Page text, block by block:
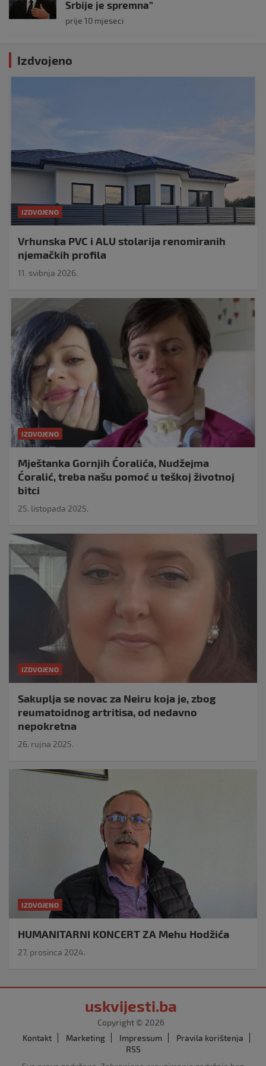
Srbije je spremna”
prije 10 mjeseci
Izdvojeno
IZDVOJENO
Vrhunska PVC i ALU stolarija renomiranih
njemačkih profila
11. svibnja 2026.
IZDVOJENO
Mještanka Gornjih Ćoralića, Nudžejma
Ćoralić, treba našu pomoć u teškoj životnoj
bitci
25. listopada 2025.
IZDVOJENO
Sakuplja se novac za Neiru koja je, zbog
reumatoidnog artritisa, od nedavno
nepokretna
26. rujna 2025.
IZDVOJENO
HUMANITARNI KONCERT ZA Mehu Hodžića
27. prosinca 2024.
uskvijesti.ba
Copyright © 2026
Kontakt
Marketing Impressum
Pravila korištenja
RSS